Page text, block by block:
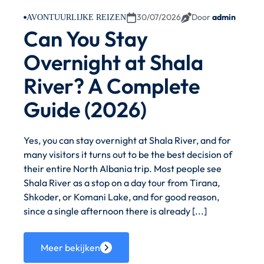
AVONTUURLIJKE REIZEN 30/07/2026 Dooradmin
Can You Stay
Overnight at Shala
River? A Complete
Guide (2026)
Yes, you can stay overnight at Shala River, and for
many visitors it turns out to be the best decision of
their entire North Albania trip. Most people see
Shala River as a stop on a day tour from Tirana,
Shkoder, or Komani Lake, and for good reason,
since a single afternoon there is already [...]
Meer bekijken